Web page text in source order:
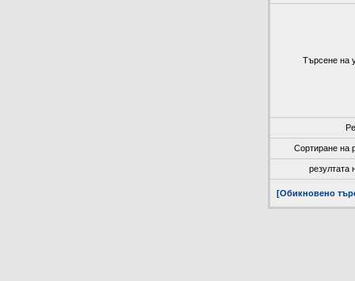
Търсене на
Сортиране на
резултата
[Обикновено